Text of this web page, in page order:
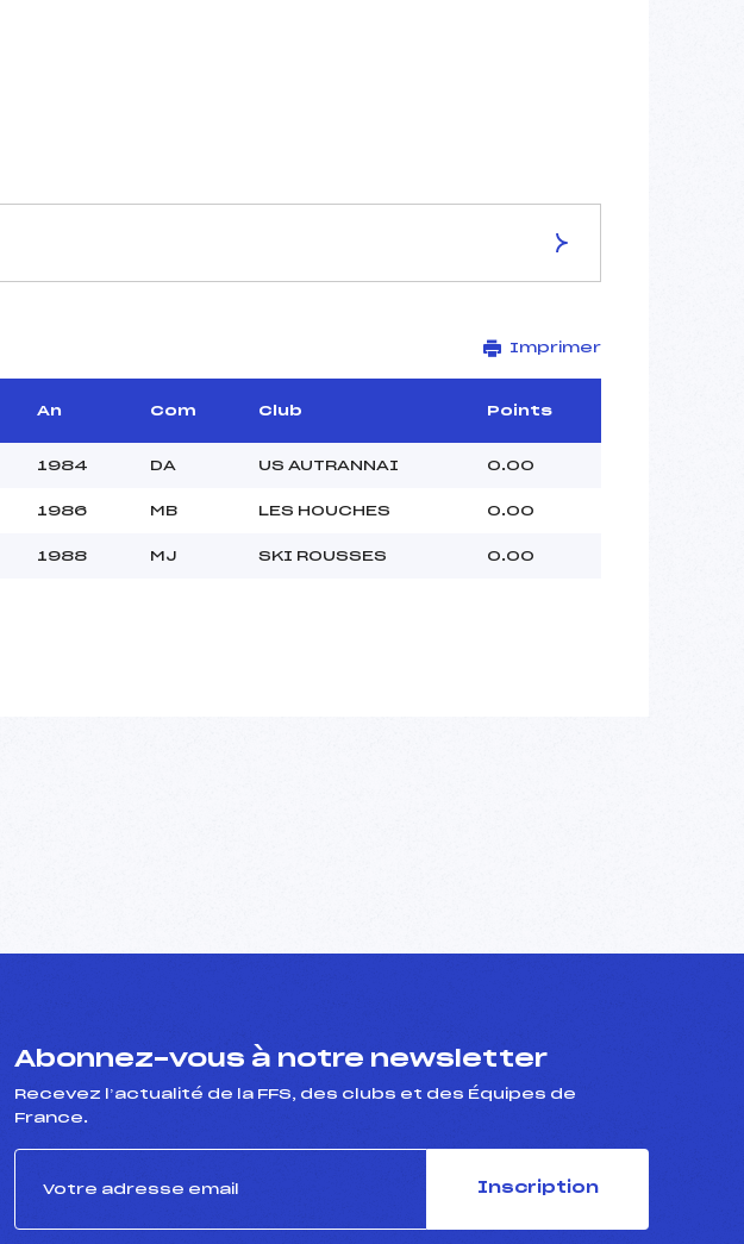
–
Juge B :
–
Juge C :
Imprimer
An Com Club Points
1984 DA US AUTRANNAI 0.00
1986 MB LES HOUCHES 0.00
1988 MJ SKI ROUSSES 0.00
Abonnez-vous à notre newsletter
Recevez l’actualité de la FFS, des clubs et des Équipes de
France.
Inscription